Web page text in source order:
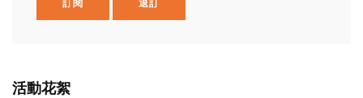
訂閱 退訂
活動花絮